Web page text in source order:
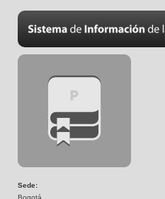
Sede:
Bogotá